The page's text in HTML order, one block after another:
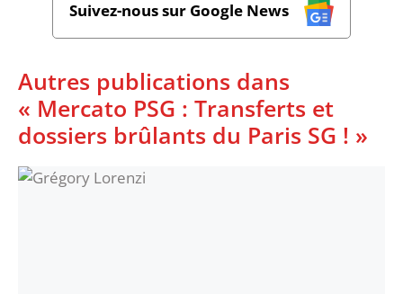
Suivez-nous sur Google News
Autres publications dans
« Mercato PSG : Transferts et
dossiers brûlants du Paris SG ! »